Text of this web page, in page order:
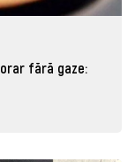
fără gaze: